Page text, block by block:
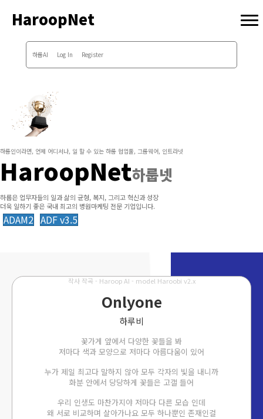
HaroopNet
하룹AI Log In Register
하룹인이라면, 언제 어디서나, 일 할 수 있는 하룹 협업툴, 그룹웨어, 인트라넷
HaroopNet하룹넷
하룹은 업무자들의 일과 삶의 균형, 복지, 그리고 혁신과 성장
더욱 일하기 좋은 국내 최고의 병원마케팅 전문 기업입니다.
ADAM2 ADF v3.5
작사 작곡 - Haroop AI - model Haroobi v2.x
Onlyone
하루비
꽃가게 앞에서 다양한 꽃들을 봐
저마다 색과 모양으로 저마다 아름다움이 있어
누가 제일 최고다 말하지 않아 모두 각자의 빛을 내니까
화분 안에서 당당하게 꽃들은 고갤 들어
우리 인생도 마찬가지야 저마다 다른 모습 인데
왜 서로 비교하며 살아가나요 모두 하나뿐인 존재인걸